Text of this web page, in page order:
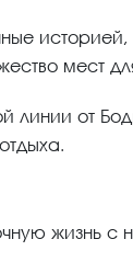
мест
линии от
жизнь с